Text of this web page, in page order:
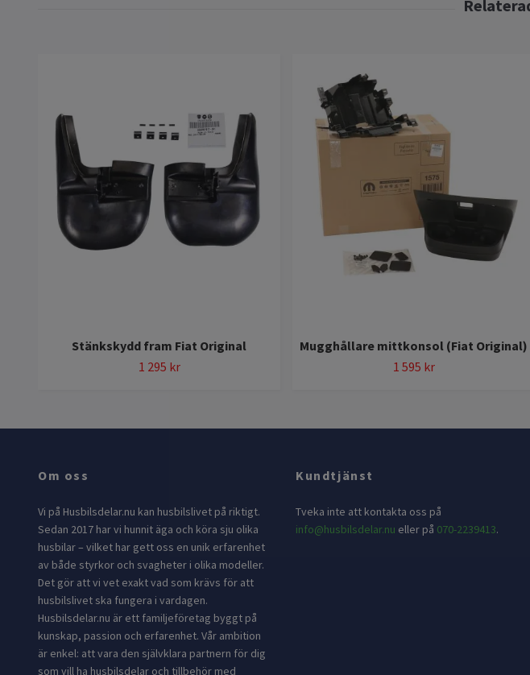
Stänkskydd fram Fiat Original
1 295 kr
Mugghållare mittkonsol (Fiat Original)
1 595 kr
Om oss
Vi på Husbilsdelar.nu kan husbilslivet på riktigt.
Sedan 2017 har vi hunnit äga och köra sju olika
husbilar – vilket har gett oss en unik erfarenhet
av både styrkor och svagheter i olika modeller.
Det gör att vi vet exakt vad som krävs för att
husbilslivet ska fungera i vardagen.
Husbilsdelar.nu är ett familjeföretag byggt på
kunskap, passion och erfarenhet. Vår ambition
är enkel: att vara den självklara partnern för dig
som vill ha husbilsdelar och tillbehör med
Kundtjänst
Tveka inte att kontakta oss på
info@husbilsdelar.nu eller på 070-2239413.